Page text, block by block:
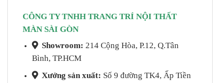
CÔNG TY TNHH TRANG TRÍ NỘI THẤT
MÀN SÀI GÒN
Showroom: 214 Cộng Hòa, P.12, Q.Tân
Bình, TP.HCM
Xưởng sản xuất: Số 9 đường TK4, Ấp Tiền